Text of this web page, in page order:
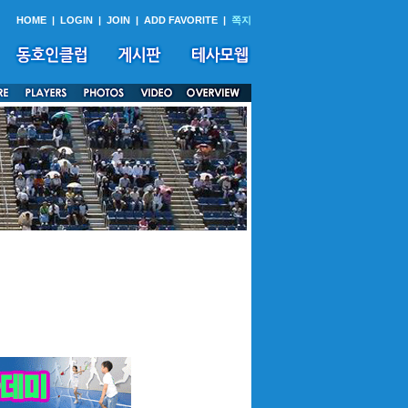
HOME | LOGIN | JOIN | ADD FAVORITE | 쪽지